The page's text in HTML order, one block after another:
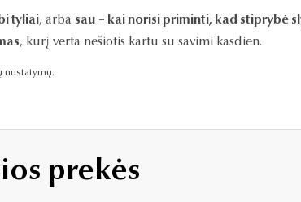
tyliai, arba sau – kai norisi priminti, kad stiprybė
, kurį verta nešiotis kartu su savimi kasdien.
nustatymų.
prekės